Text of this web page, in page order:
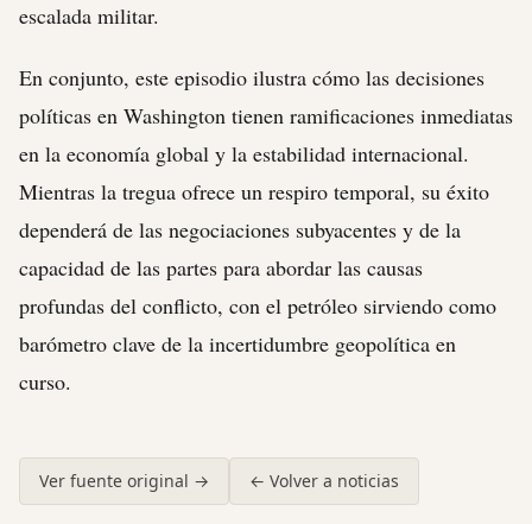
escalada militar.
En conjunto, este episodio ilustra cómo las decisiones
políticas en Washington tienen ramificaciones inmediatas
en la economía global y la estabilidad internacional.
Mientras la tregua ofrece un respiro temporal, su éxito
dependerá de las negociaciones subyacentes y de la
capacidad de las partes para abordar las causas
profundas del conflicto, con el petróleo sirviendo como
barómetro clave de la incertidumbre geopolítica en
curso.
Ver fuente original → ← Volver a noticias